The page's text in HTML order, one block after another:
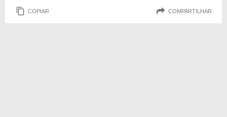
COPIAR COMPARTILHAR